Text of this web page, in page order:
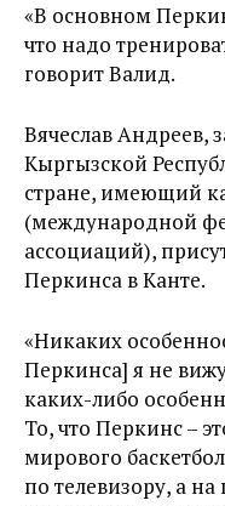
«В основном
что надо
говорит Валид.
Вячеслав Андреев,
Кыргызской
стране, имеющий
(международной
ассоциаций),
Перкинса в Канте.
«Никаких
Перкинса] я не
каких-либо
То, что Перкинс –
мирового
по телевизору, а